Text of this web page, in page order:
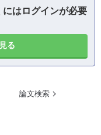
はログインが必要
る
論文検索